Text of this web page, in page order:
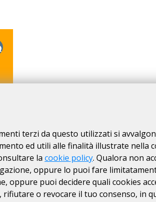
terzi da questo utilizzati si
ed utili alle finalità illustrate nella
la cookie policy. Qualora non
oppure lo puoi fare
oppure puoi decidere quali cookies
o revocare il tuo consenso, in